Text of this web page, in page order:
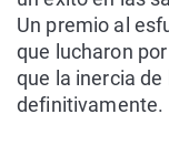
Un premio al
que lucharon
que la inercia
definitivamente.